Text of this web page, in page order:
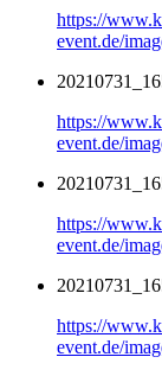
https://
event.de/
https://
event.de/
https://
event.de/
https://
event.de/